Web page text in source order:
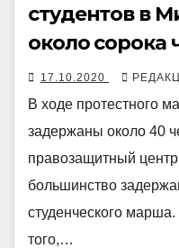
студентов в
около сорока
17.10.2020
В ходе протестного
задержаны около 40
правозащитный
большинство
студенческого
того,…